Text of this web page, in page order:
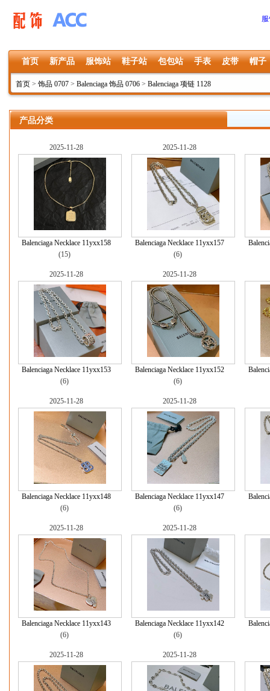
首页 新产品 服饰站 鞋子站 包包站 手表 皮带 帽子
首页 > 饰品 0707 > Balenciaga 饰品 0706 > Balenciaga 项链 1128
产品分类
2025-11-28
Balenciaga Necklace 11yxx158
(15)
2025-11-28
Balenciaga Necklace 11yxx157
(6)
2025-11-28
Balenciaga Necklace 11yxx153
(6)
2025-11-28
Balenciaga Necklace 11yxx152
(6)
2025-11-28
Balenciaga Necklace 11yxx148
(6)
2025-11-28
Balenciaga Necklace 11yxx147
(6)
2025-11-28
Balenciaga Necklace 11yxx143
(6)
2025-11-28
Balenciaga Necklace 11yxx142
(6)
2025-11-28 2025-11-28